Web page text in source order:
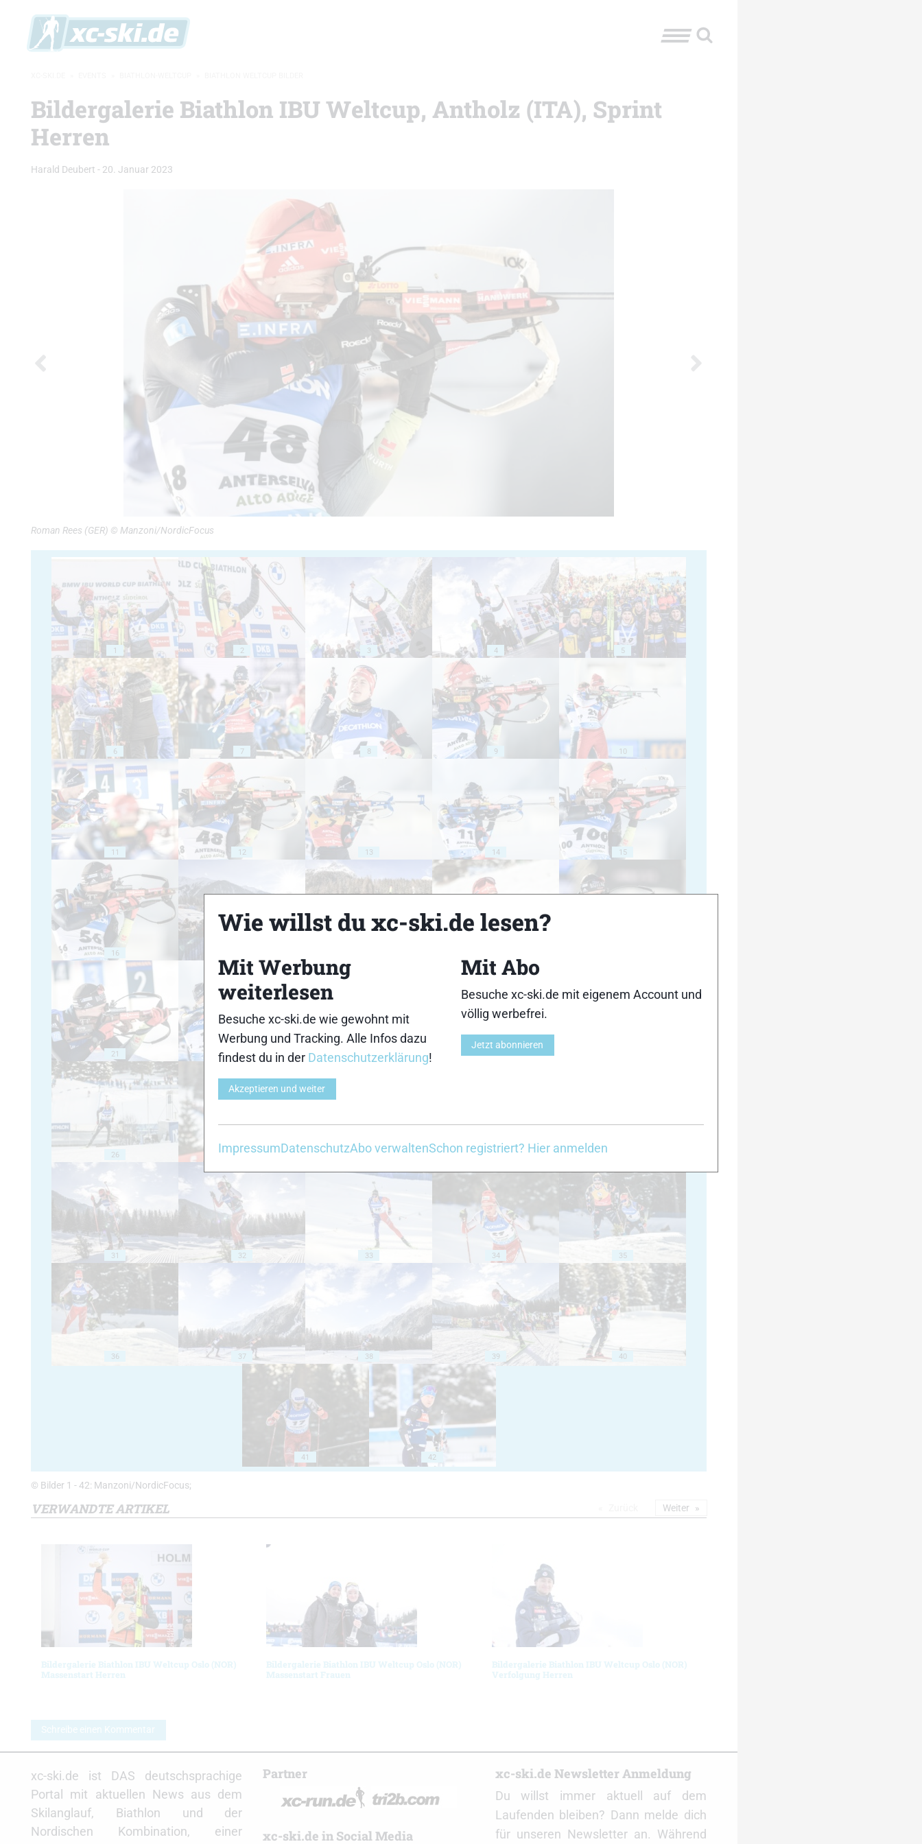
Bildergalerie Biathlon IBU Weltcup, Antholz (ITA), Sprint
Herren
Harald Deubert - 20. Januar 2023
Roman Rees (GER) © Manzoni/NordicFocus
1 2 3 4 5
6 7 8 9 10
11 12 13 14 15
16
21 22 23 24
26 27 28 29
31 32 33 34 35
36 37 38 39 40
41 42
© Bilder 1 - 42: Manzoni/NordicFocus;
VERWANDTE ARTIKEL
Bildergalerie Biathlon IBU Weltcup Oslo (NOR)
Massenstart Herren
Bildergalerie Biathlon IBU Weltcup Oslo (NOR)
Massenstart Frauen
Bildergalerie Biathlon IBU Weltcup Oslo (NOR)
Verfolgung Herren
Weiter
Schreibe einen Kommentar
xc-ski.de ist DAS deutschsprachige
Portal mit aktuellen News aus dem
Skilanglauf, Biathlon und der
Nordischen Kombination, einer
Partner
xc-ski.de in Social Media
xc-ski.de Newsletter Anmeldung
Du willst immer aktuell auf dem
Laufenden bleiben? Dann melde dich
für unseren Newsletter an. Während
Wie willst du xc-ski.de lesen?
Mit Werbung
weiterlesen
Besuche xc-ski.de wie gewohnt mit
Werbung und Tracking. Alle Infos dazu
findest du in der Datenschutzerklärung!
Akzeptieren und weiter
Mit Abo
Besuche xc-ski.de mit eigenem Account und
völlig werbefrei.
Jetzt abonnieren
ImpressumDatenschutzAbo verwaltenSchon registriert? Hier anmelden